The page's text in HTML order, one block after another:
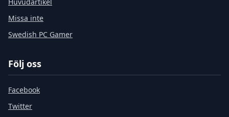
Missa inte
Swedish PC Gamer
Följ oss
Facebook
Twitter